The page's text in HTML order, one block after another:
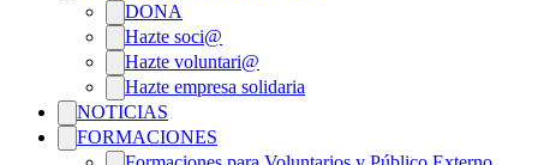
DONA
Hazte soci@
Hazte voluntari@
Hazte empresa solidaria
NOTICIAS
FORMACIONES